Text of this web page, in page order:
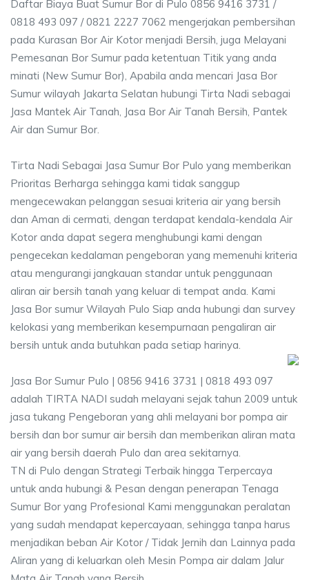
Daftar Biaya Buat Sumur Bor di Pulo 0856 9416 3731 /
0818 493 097 / 0821 2227 7062 mengerjakan pembersihan
pada Kurasan Bor Air Kotor menjadi Bersih, juga Melayani
Pemesanan Bor Sumur pada ketentuan Titik yang anda
minati (New Sumur Bor), Apabila anda mencari Jasa Bor
Sumur wilayah Jakarta Selatan hubungi Tirta Nadi sebagai
Jasa Mantek Air Tanah, Jasa Bor Air Tanah Bersih, Pantek
Air dan Sumur Bor.
Tirta Nadi Sebagai Jasa Sumur Bor Pulo yang memberikan
Prioritas Berharga sehingga kami tidak sanggup
mengecewakan pelanggan sesuai kriteria air yang bersih
dan Aman di cermati, dengan terdapat kendala-kendala Air
Kotor anda dapat segera menghubungi kami dengan
pengecekan kedalaman pengeboran yang memenuhi kriteria
atau mengurangi jangkauan standar untuk penggunaan
aliran air bersih tanah yang keluar di tempat anda. Kami
Jasa Bor sumur Wilayah Pulo Siap anda hubungi dan survey
kelokasi yang memberikan kesempurnaan pengaliran air
bersih untuk anda butuhkan pada setiap harinya.
Jasa Bor Sumur Pulo | 0856 9416 3731 | 0818 493 097
adalah TIRTA NADI sudah melayani sejak tahun 2009 untuk
jasa tukang Pengeboran yang ahli melayani bor pompa air
bersih dan bor sumur air bersih dan memberikan aliran mata
air yang bersih daerah Pulo dan area sekitarnya.
TN di Pulo dengan Strategi Terbaik hingga Terpercaya
untuk anda hubungi & Pesan dengan penerapan Tenaga
Sumur Bor yang Profesional Kami menggunakan peralatan
yang sudah mendapat kepercayaan, sehingga tanpa harus
menjadikan beban Air Kotor / Tidak Jernih dan Lainnya pada
Aliran yang di keluarkan oleh Mesin Pompa air dalam Jalur